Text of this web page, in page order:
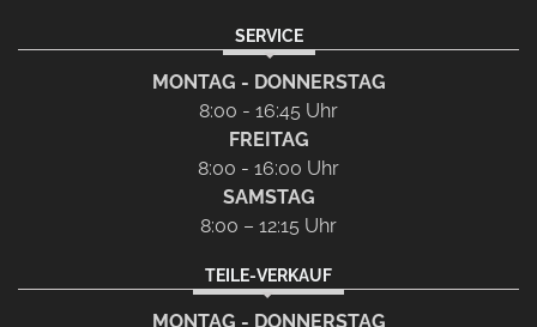
SERVICE
MONTAG - DONNERSTAG
8:00 - 16:45 Uhr
FREITAG
8:00 - 16:00 Uhr
SAMSTAG
8:00 – 12:15 Uhr
TEILE-VERKAUF
MONTAG - DONNERSTAG